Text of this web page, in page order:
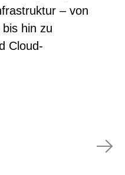
– von
hin zu
Cloud-